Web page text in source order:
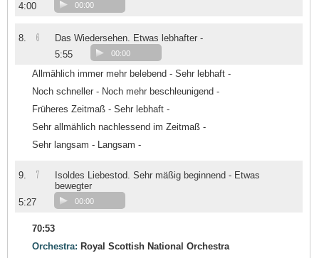
4:00
00:00
8. 6
Das Wiedersehen. Etwas lebhafter -
5:55
00:00
Allmählich immer mehr belebend - Sehr lebhaft -
Noch schneller - Noch mehr beschleunigend -
Früheres Zeitmaß - Sehr lebhaft -
Sehr allmählich nachlessend im Zeitmaß -
Sehr langsam - Langsam -
9. 7
Isoldes Liebestod. Sehr mäßig beginnend - Etwas
bewegter
5:27
00:00
70:53
Orchestra: Royal Scottish National Orchestra